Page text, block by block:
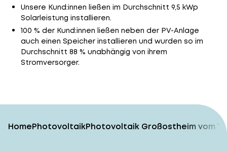
Unsere Kund:innen ließen im Durchschnitt 9,5 kWp
Solarleistung installieren.
100 % der Kund:innen ließen neben der PV-Anlage
auch einen Speicher installieren und wurden so im
Durchschnitt 88 % unabhängig von ihrem
Stromversorger.
HomePhotovoltaikPhotovoltaik Großostheim vom